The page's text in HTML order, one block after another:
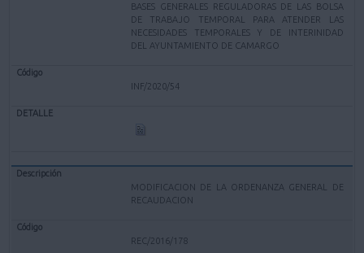
BASES GENERALES REGULADORAS DE LAS BOLSA
DE TRABAJO TEMPORAL PARA ATENDER LAS
NECESIDADES TEMPORALES Y DE INTERINIDAD
DEL AYUNTAMIENTO DE CAMARGO
INF/2020/54
MODIFICACION DE LA ORDENANZA GENERAL DE
RECAUDACION
REC/2016/178